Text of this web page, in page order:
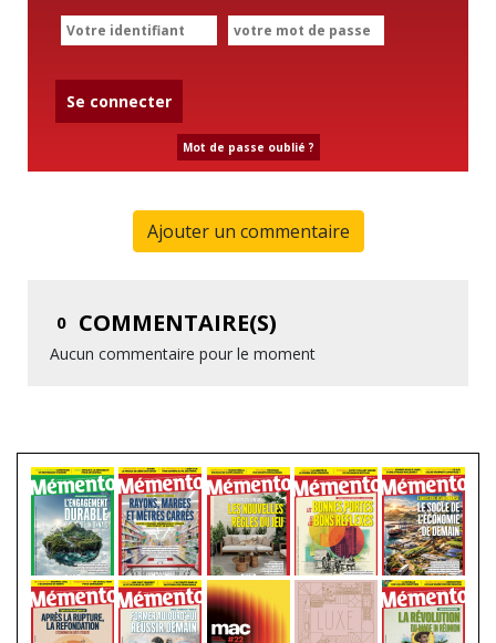
Se connecter
Mot de passe oublié ?
Ajouter un commentaire
0 COMMENTAIRE(S)
Aucun commentaire pour le moment